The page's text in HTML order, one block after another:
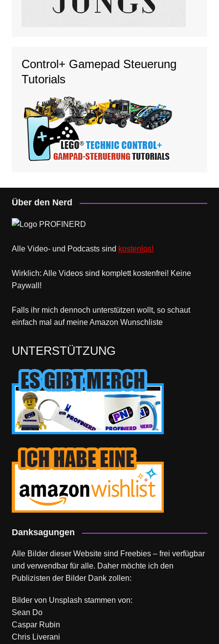
Control+ Gamepad Steuerung
Tutorials
Über den Nerd
Alle Video- und Podcasts sind kostenlos!
Wirklich: Alle Videos sind komplett kostenfrei! Keine
Paywall!
Falls ihr mich dennoch unterstützen wollt, so schaut
einfach mal auf meine Amazon Wunschliste
UNTERSTÜTZUNG
Danksagungen
Alle Bilder dieser Website sind Freebies – frei verfügbar
und verwendbar für alle. Daher möchte ich den
Publizisten der Bilder Dank zollen:
Bilder von Unsplash stammen von:
Sean Do
Caspar Rubin
Chris Liverani